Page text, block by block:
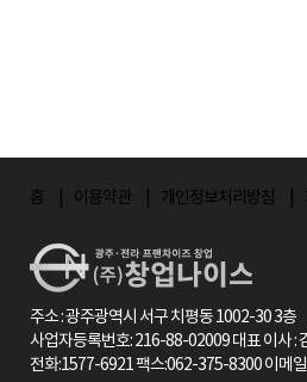
홈 이용약관 개인정보처리방침
주소 : 광주광역시 서구 치평동 1002-30 3층
사업자등록번호: 216-88-02009 대표 이사 :
전화:1577-6921 팩스:062-375-8300 이